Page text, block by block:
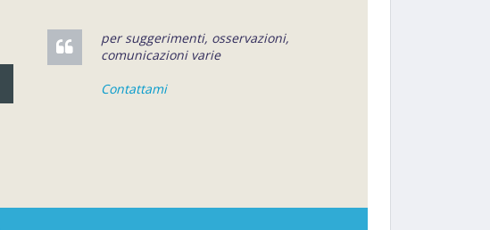
per suggerimenti, osservazioni,
comunicazioni varie
Contattami